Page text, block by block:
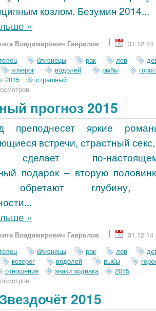
козлом. Безумия 2014...
»
Владимирович Гаврилов
31.12.14
близнецы рак лев
козерог водолей рыбы
2015
страшный
прогноз 2015
преподнесет яркие
встречи, страстный
сделает по-
подарок – вторую
обретают глубину,
»
Владимирович Гаврилов
31.12.14
близнецы рак лев
козерог водолей рыбы
отношения знаки зодиака
2015
2015